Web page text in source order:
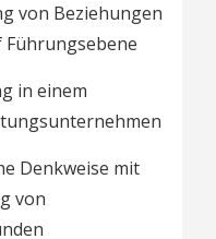
von Beziehungen
Führungsebene
in einem
Denkweise mit
von